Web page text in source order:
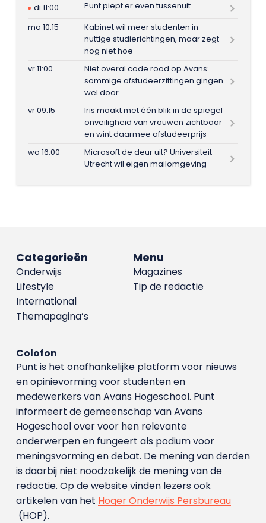
di 11:00
Punt piept er even tussenuit
ma 10:15
Kabinet wil meer studenten in
nuttige studierichtingen, maar zegt
nog niet hoe
vr 11:00
Niet overal code rood op Avans:
sommige afstudeerzittingen gingen
wel door
vr 09:15
Iris maakt met één blik in de spiegel
onveiligheid van vrouwen zichtbaar
en wint daarmee afstudeerprijs
wo 16:00
Microsoft de deur uit? Universiteit
Utrecht wil eigen mailomgeving
Menu
Magazines
Tip de redactie
Categorieën
Onderwijs
Lifestyle
International
Themapagina’s
Colofon
Punt is het onafhankelijke platform voor nieuws
en opinievorming voor studenten en
medewerkers van Avans Hoge­school. Punt
informeert de gemeenschap van Avans
Hogeschool over voor hen relevante
onderwerpen en fungeert als podium voor
meningsvorming en debat. De mening van derden
is daarbij niet noodzakelijk de mening van de
redactie. Op de website vinden lezers ook
artikelen van het Hoger Onderwijs Persbureau
(HOP).